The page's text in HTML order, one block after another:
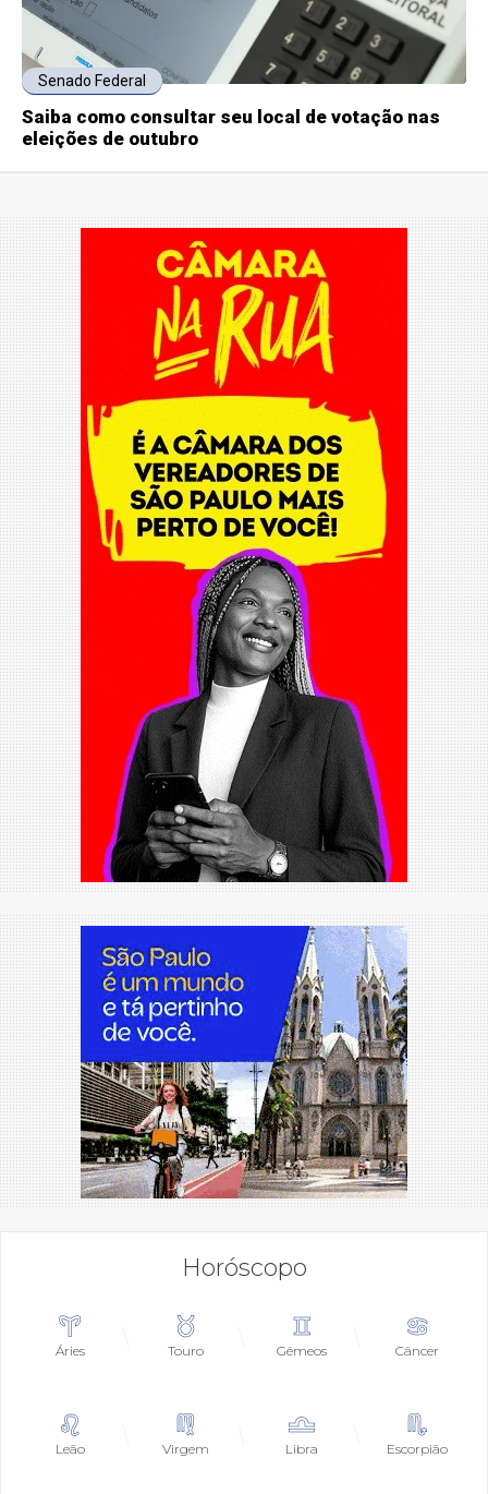
Senado Federal
Saiba como consultar seu local de votação nas
eleições de outubro
Horóscopo
Áries Touro Gêmeos Câncer
Leão Virgem Libra Escorpião